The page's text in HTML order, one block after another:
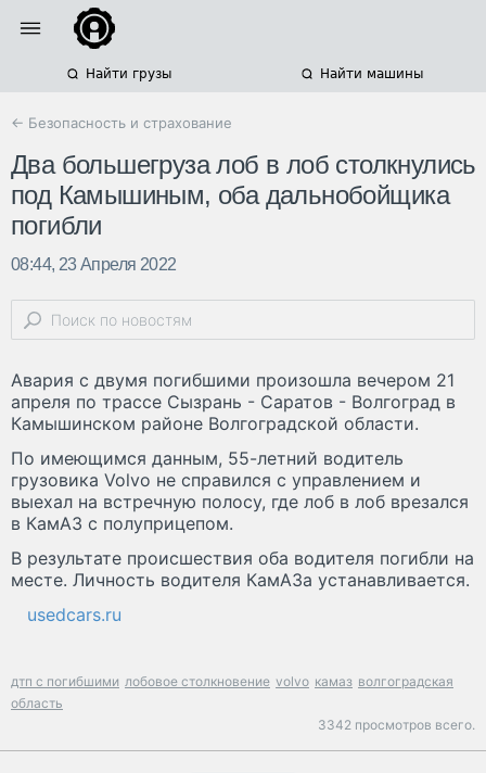
Найти грузы Найти машины
← Безопасность и страхование
Два большегруза лоб в лоб столкнулись
под Камышиным, оба дальнобойщика
погибли
08:44, 23 Апреля 2022
Авария с двумя погибшими произошла вечером 21
апреля по трассе Сызрань - Саратов - Волгоград в
Камышинском районе Волгоградской области.
По имеющимся данным, 55-летний водитель
грузовика Volvo не справился с управлением и
выехал на встречную полосу, где лоб в лоб врезался
в КамАЗ с полуприцепом.
В результате происшествия оба водителя погибли на
месте. Личность водителя КамАЗа устанавливается.
usedcars.ru
дтп с погибшими лобовое столкновение volvo камаз волгоградская
область
3342 просмотров всего.